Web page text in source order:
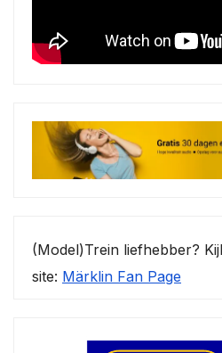
(Model)Trein liefhebber?
site: Märklin Fan Page